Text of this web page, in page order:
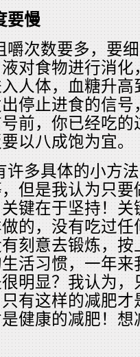
要慢
嚼次数要多，要
对食物进行消
人体，血糖升
停止进食的信
前，你已经吃
以八成饱为宜。
许多具体的小方
但是我认为只
键在于坚持！
的，没有吃过
刻意去锻炼，
活习惯，一年
明显？我认为
有这样的减肥
健康的减肥！